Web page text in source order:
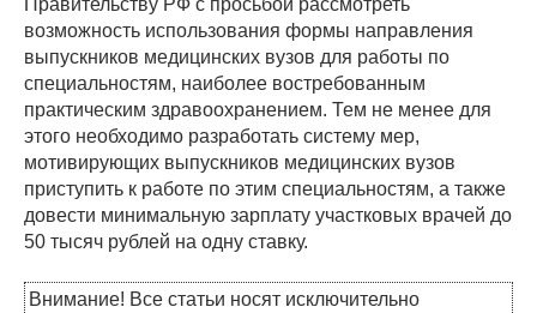
Правительству РФ с просьбой рассмотреть
возможность использования формы направления
выпускников медицинских вузов для работы по
специальностям, наиболее востребованным
практическим здравоохранением. Тем не менее для
этого необходимо разработать систему мер,
мотивирующих выпускников медицинских вузов
приступить к работе по этим специальностям, а также
довести минимальную зарплату участковых врачей до
50 тысяч рублей на одну ставку.
Внимание! Все статьи носят исключительно